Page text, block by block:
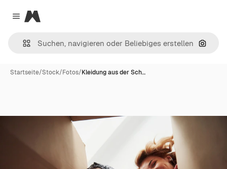
Close menu
Magnific
Nach
Startseite/Stock/Fotos/Kleidung aus der Sch…